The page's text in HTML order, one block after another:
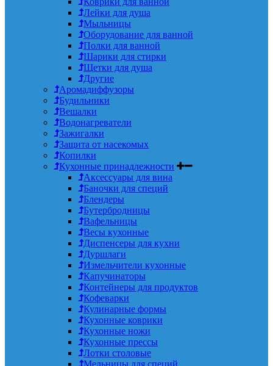
Лейки для душа
Мыльницы
Оборудование для ванной
Полки для ванной
Шарики для стирки
Щетки для душа
Другие
Аромадиффузоры
Будильники
Вешалки
Водонагреватели
Зажигалки
Защита от насекомых
Копилки
Кухонные принадлежности
Аксессуары для вина
Баночки для специй
Блендеры
Бутербродницы
Вафельницы
Весы кухонные
Диспенсеры для кухни
Дуршлаги
Измельчители кухонные
Капучинаторы
Контейнеры для продуктов
Кофеварки
Кулинарные формы
Кухонные коврики
Кухонные ножи
Кухонные прессы
Лотки столовые
Мельницы для специй